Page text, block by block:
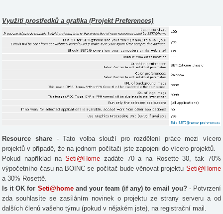
Využití prostředků a grafika (Projekt Preferences)
Resource share - Tato volba slouží pro rozdělení práce mezi vícero
projektů v případě, že na jednom počítači jste zapojeni do vícero projektů.
Pokud například naSeti@Home zadáte 70 a na Rosette 30, tak 70%
výpočetního času na BOINC se počítač bude věnovat projektu Seti@Home
a 30% Rosettě.
Is it OK for Seti@homeand your team (if any) to email you? - Potvrzení
zda souhlasíte se zasíláním novinek o projektu ze strany serveru a od
dalších členů vašeho týmu (pokud v nějakém jste), na registrační mail.